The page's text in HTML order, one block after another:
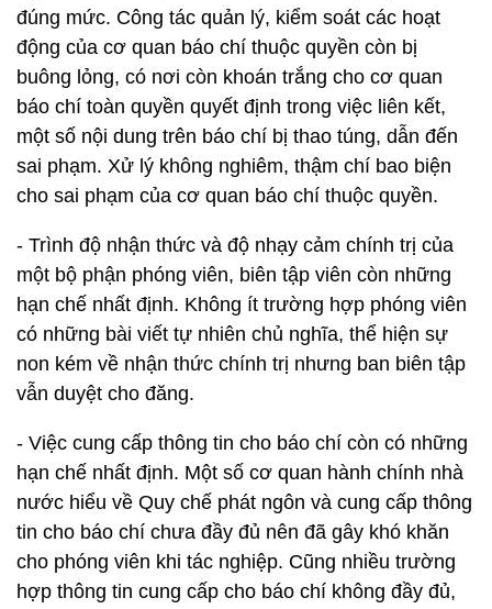
đúng mức. Công tác quản lý, kiểm soát các hoạt
động của cơ quan báo chí thuộc quyền còn bị
buông lỏng, có nơi còn khoán trắng cho cơ quan
báo chí toàn quyền quyết định trong việc liên kết,
một số nội dung trên báo chí bị thao túng, dẫn đến
sai phạm. Xử lý không nghiêm, thậm chí bao biện
cho sai phạm của cơ quan báo chí thuộc quyền.
- Trình độ nhận thức và độ nhạy cảm chính trị của
một bộ phận phóng viên, biên tập viên còn những
hạn chế nhất định. Không ít trường hợp phóng viên
có những bài viết tự nhiên chủ nghĩa, thể hiện sự
non kém về nhận thức chính trị nhưng ban biên tập
vẫn duyệt cho đăng.
- Việc cung cấp thông tin cho báo chí còn có những
hạn chế nhất định. Một số cơ quan hành chính nhà
nước hiểu về Quy chế phát ngôn và cung cấp thông
tin cho báo chí chưa đầy đủ nên đã gây khó khăn
cho phóng viên khi tác nghiệp. Cũng nhiều trường
hợp thông tin cung cấp cho báo chí không đầy đủ,